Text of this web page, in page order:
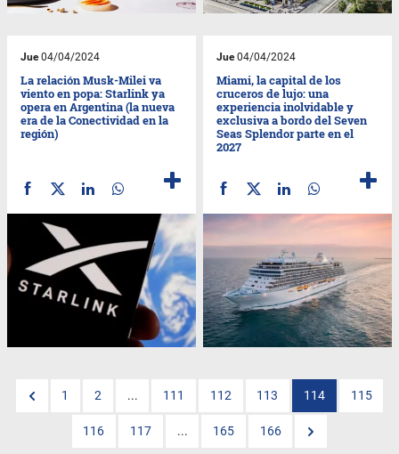
Jue04/04/2024
La relación Musk-Milei va
viento en popa: Starlink ya
opera en Argentina (la nueva
era de la Conectividad en la
región)
Jue04/04/2024
Miami, la capital de los
cruceros de lujo: una
experiencia inolvidable y
exclusiva a bordo del Seven
Seas Splendor parte en el
2027
1 2 ... 111 112 113 114 115
116 117 ... 165 166